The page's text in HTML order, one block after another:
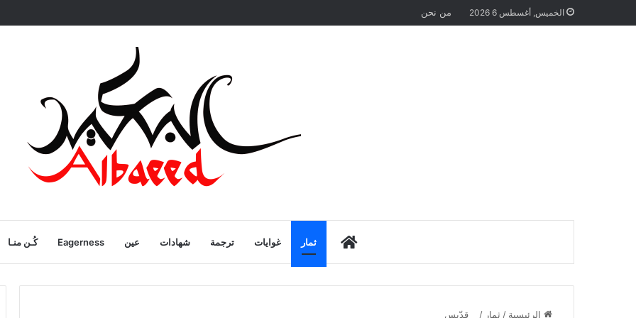
الخميس, أغسطس 6 2026 من نحن
الرئيسية
ثمار غوايات ترجمة شهادات عين Eagerness كُـن منـا
الرئيسية / ثمار / قِدّيس